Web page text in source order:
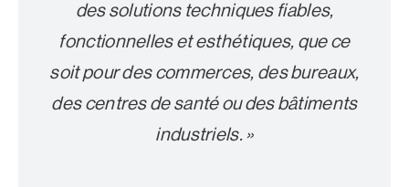
des solutions techniques fiables,
fonctionnelles et esthétiques, que ce
soit pour des commerces, des bureaux,
des centres de santé ou des bâtiments
industriels. »